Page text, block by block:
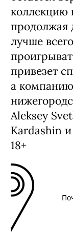
коллекцию
продолжая
лучше
привезет
а компанию
Aleksey
Kardashin
18+